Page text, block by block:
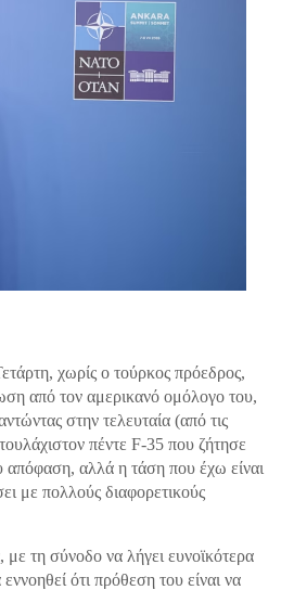
χωρίς ο τούρκος πρόεδρος,
από τον αμερικανό ομόλογο του,
στην τελευταία (από τις
πέντε F-35 που ζήτησε
απόφαση, αλλά η τάση που έχω είναι
με πολλούς διαφορετικούς
τη σύνοδο να λήγει ευνοϊκότερα
ότι πρόθεση του είναι να